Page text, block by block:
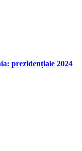
prezidențiale 2024